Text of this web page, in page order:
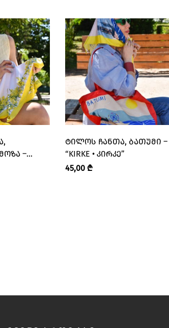
–
ᲢᲘᲚᲝᲡ ᲩᲐᲜᲗᲐ, ᲑᲐᲗᲣᲛᲘ –
“KIRKE • ᲙᲘᲠᲙᲔ”
45,00 ₾